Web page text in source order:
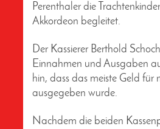
Perenthaler die
Akkordeon begleitet.
Der Kassierer Berthold
Einnahmen und Ausgaben
hin, dass das meiste Geld für
ausgegeben wurde.
Nachdem die beiden